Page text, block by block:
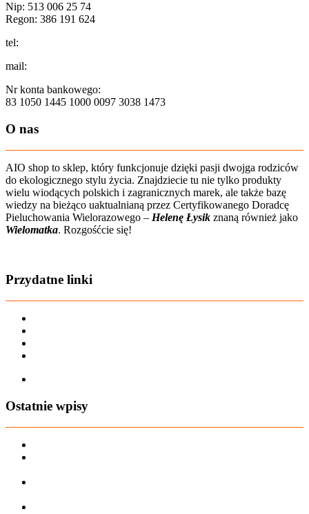
Nip: 513 006 25 74
Regon: 386 191 624
tel:
mail:
Nr konta bankowego:
83 1050 1445 1000 0097 3038 1473
O nas
AIO shop to sklep, który funkcjonuje dzięki pasji dwojga rodziców
do ekologicznego stylu życia. Znajdziecie tu nie tylko produkty
wielu wiodących polskich i zagranicznych marek, ale także bazę
wiedzy na bieżąco uaktualnianą przez Certyfikowanego Doradcę
Pieluchowania Wielorazowego – Helenę Łysik znaną również jako
Wielomatka. Rozgośćcie się!
Przydatne linki
Ostatnie wpisy